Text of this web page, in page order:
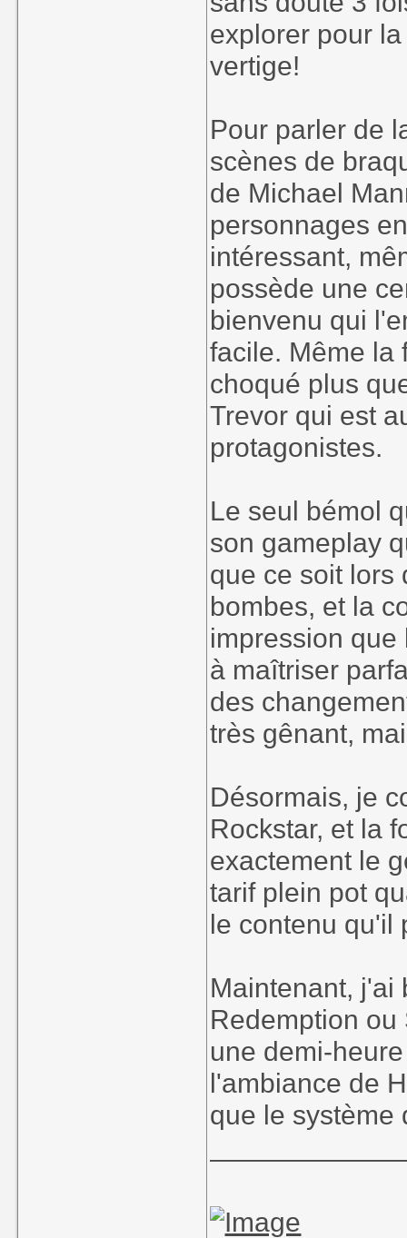
explorer pour
vertige!
Pour parler de
scènes de
de Michael
personnages
intéressant,
possède une
bienvenu qui
facile. Même la
choqué plus
Trevor qui est
protagonistes.
Le seul bémol
son gameplay
que ce soit lors
bombes, et la
impression
à maîtriser
des
très gênant,
Désormais, je
Rockstar, et la
exactement le
tarif plein pot
le contenu qu'il
Maintenant, j'ai
Redemption
une demi-
l'ambiance de
que le système